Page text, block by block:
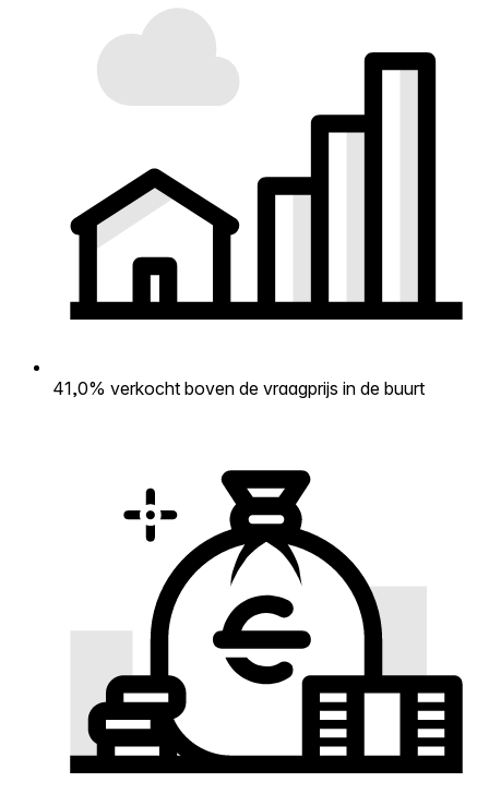
41,0% verkocht boven de vraagprijs in de buurt